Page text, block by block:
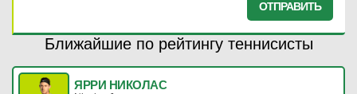
ОТПРАВИТЬ
Ближайшие по рейтингу теннисисты
ЯРРИ НИКОЛАС